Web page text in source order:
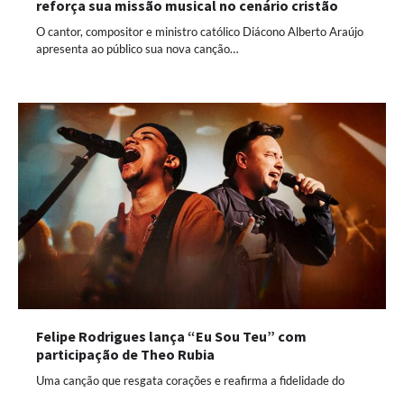
reforça sua missão musical no cenário cristão
O cantor, compositor e ministro católico Diácono Alberto Araújo
apresenta ao público sua nova canção…
Felipe Rodrigues lança “Eu Sou Teu” com
participação de Theo Rubia
Uma canção que resgata corações e reafirma a fidelidade do